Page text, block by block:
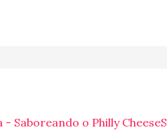
- Saboreando o Philly